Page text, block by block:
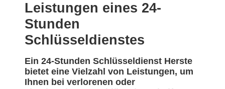
Leistungen eines 24-
Stunden
Schlüsseldienstes
Ein 24-Stunden Schlüsseldienst Herste
bietet eine Vielzahl von Leistungen, um
Ihnen bei verlorenen oder